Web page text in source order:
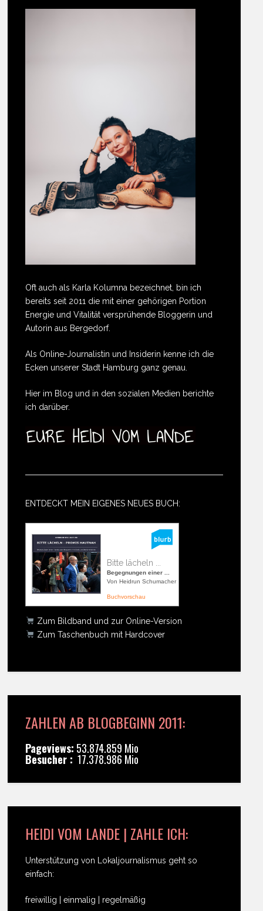
Oft auch als Karla Kolumna bezeichnet, bin ich
bereits seit 2011 die mit einer gehörigen Portion
Energie und Vitalität versprühende Bloggerin und
Autorin aus Bergedorf.
Als Online-Journalistin und Insiderin kenne ich die
Ecken unserer Stadt Hamburg ganz genau.
Hier im Blog und in den sozialen Medien berichte
ich darüber.
ENTDECKT MEIN EIGENES NEUES BUCH:
Bitte lächeln ...
Begegnungen einer ...
Von Heidrun Schumacher
Buchvorschau
Zum Bildband und zur Online-Version
Zum Taschenbuch mit Hardcover
ZAHLEN AB BLOGBEGINN 2011:
Pageviews: 53.874.859 Mio
Besucher : 17.378.986 Mio
HEIDI VOM LANDE | ZAHLE ICH:
Unterstützung von Lokaljournalismus geht so
einfach:
freiwillig | einmalig | regelmäßig